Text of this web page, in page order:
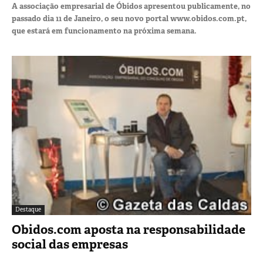
A associação empresarial de Óbidos apresentou publicamente, no
passado dia 11 de Janeiro, o seu novo portal www.obidos.com.pt,
que estará em funcionamento na próxima semana.
Destaque
Obidos.com aposta na responsabilidade
social das empresas